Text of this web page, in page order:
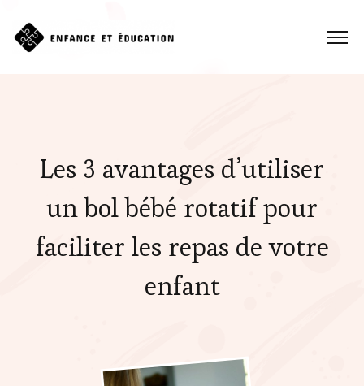
Les 3 avantages d’utiliser
un bol bébé rotatif pour
faciliter les repas de votre
enfant